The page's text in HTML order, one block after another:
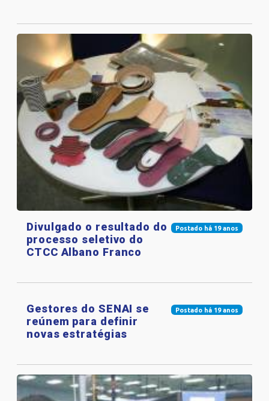
Postado há 19 anos
Divulgado o resultado do
processo seletivo do
CTCC Albano Franco
Postado há 19 anos
Gestores do SENAI se
reúnem para definir
novas estratégias